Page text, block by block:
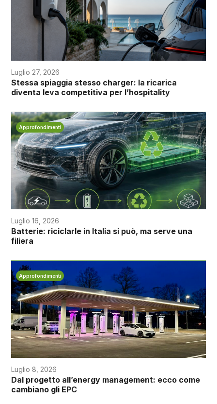
Luglio 27, 2026
Stessa spiaggia stesso charger: la ricarica
diventa leva competitiva per l’hospitality
Approfondimenti
Luglio 16, 2026
Batterie: riciclarle in Italia si può, ma serve una
filiera
Approfondimenti
Luglio 8, 2026
Dal progetto all’energy management: ecco come
cambiano gli EPC